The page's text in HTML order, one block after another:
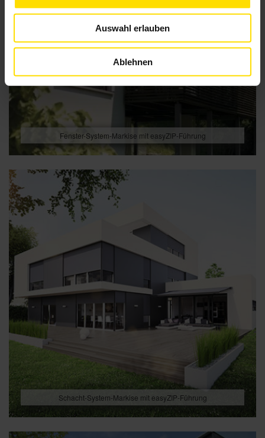
Auswahl erlauben
Ablehnen
Fenster-System-Markise mit easyZIP-Führung
Schacht-System-Markise mit easyZIP-Führung